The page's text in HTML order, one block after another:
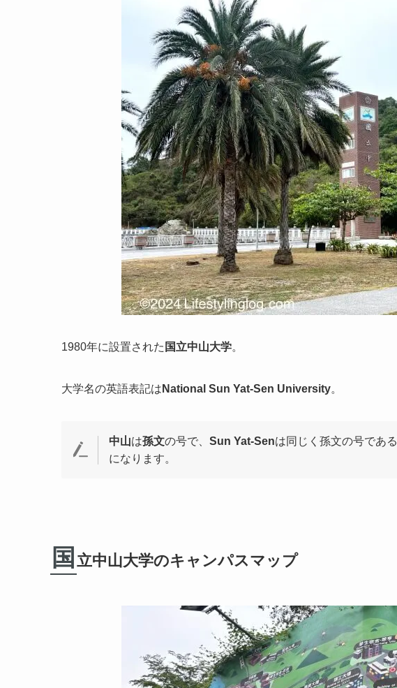
1980年に設置された 国立中山大学。
大学名の英語表記は National Sun Yat-Sen University。
中山は孫文の号で、 Sun Yat-Senは同じく孫文の号である
になります。
国 立中山大学のキャンパスマップ